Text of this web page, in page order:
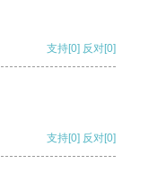
支持[0] 反对[0]
支持[0] 反对[0]